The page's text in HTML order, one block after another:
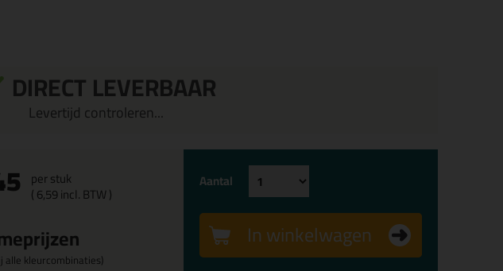
DIRECT LEVERBAAR
Levertijd controleren...
per stuk
(6,59incl. BTW )
alle kleurcombinaties)
Aantal
In winkelwagen